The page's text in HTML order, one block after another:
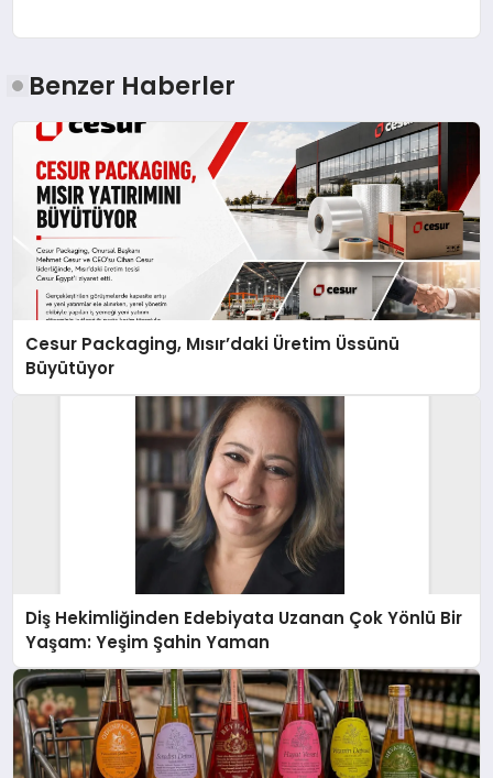
Benzer Haberler
Cesur Packaging, Mısır’daki Üretim Üssünü
Büyütüyor
Diş Hekimliğinden Edebiyata Uzanan Çok Yönlü Bir
Yaşam: Yeşim Şahin Yaman